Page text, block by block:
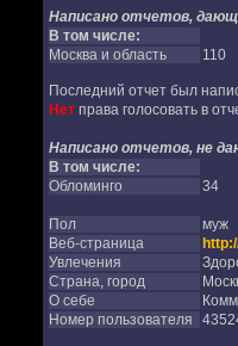
Написано отчетов,
В том числе:
Москва и область
110
Последний отчет был
Нетправа голосовать в
Написано отчетов, не
В том числе:
Обломинго
34
Пол
муж
Веб-страница
Увлечения
Страна, город
О себе
Номер пользователя